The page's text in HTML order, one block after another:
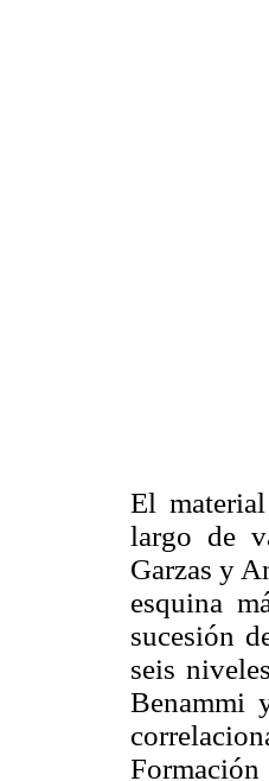
El
largo de
Garzas y
esquina
sucesión
seis
Benammi